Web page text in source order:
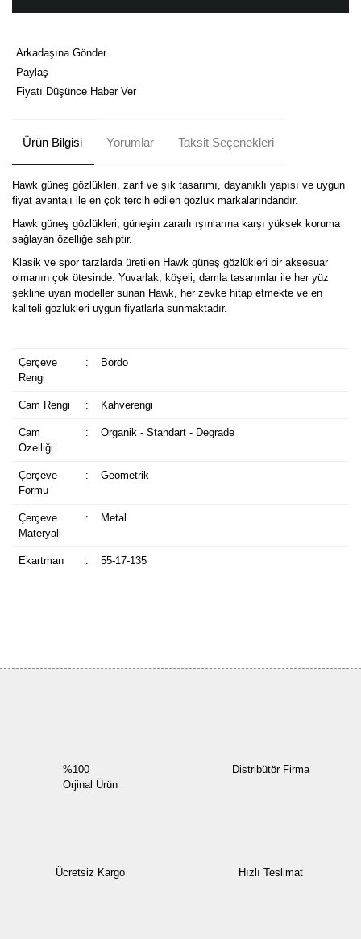
Arkadaşına Gönder
Paylaş
Fiyatı Düşünce Haber Ver
Ürün Bilgisi Yorumlar Taksit Seçenekleri
Hawk güneş gözlükleri, zarif ve şık tasarımı, dayanıklı yapısı ve uygun
fiyat avantajı ile en çok tercih edilen gözlük markalarındandır.
Hawk güneş gözlükleri, güneşin zararlı ışınlarına karşı yüksek koruma
sağlayan özelliğe sahiptir.
Klasik ve spor tarzlarda üretilen Hawk güneş gözlükleri bir aksesuar
olmanın çok ötesinde. Yuvarlak, köşeli, damla tasarımlar ile her yüz
şekline uyan modeller sunan Hawk, her zevke hitap etmekte ve en
kaliteli gözlükleri uygun fiyatlarla sunmaktadır.
Çerçeve
Rengi
: Bordo
Cam Rengi : Kahverengi
Cam
Özelliği
: Organik - Standart - Degrade
Çerçeve
Formu
: Geometrik
Çerçeve
Materyali
: Metal
Ekartman : 55-17-135
%100
Orjinal Ürün
Distribütör Firma
Ücretsiz Kargo Hızlı Teslimat